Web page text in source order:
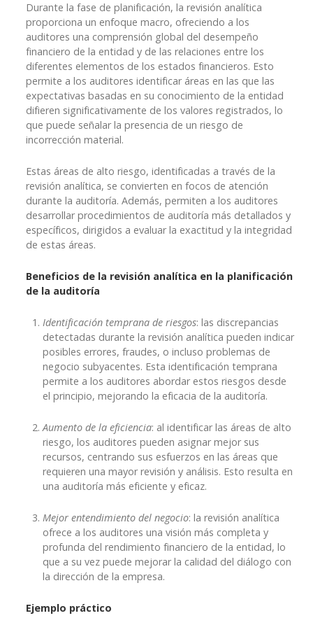
Durante la fase de planificación, la revisión analítica
proporciona un enfoque macro, ofreciendo a los
auditores una comprensión global del desempeño
financiero de la entidad y de las relaciones entre los
diferentes elementos de los estados financieros. Esto
permite a los auditores identificar áreas en las que las
expectativas basadas en su conocimiento de la entidad
difieren significativamente de los valores registrados, lo
que puede señalar la presencia de un riesgo de
incorrección material.
Estas áreas de alto riesgo, identificadas a través de la
revisión analítica, se convierten en focos de atención
durante la auditoría. Además, permiten a los auditores
desarrollar procedimientos de auditoría más detallados y
específicos, dirigidos a evaluar la exactitud y la integridad
de estas áreas.
Beneficios de la revisión analítica en la planificación
de la auditoría
Identificación temprana de riesgos: las discrepancias
detectadas durante la revisión analítica pueden indicar
posibles errores, fraudes, o incluso problemas de
negocio subyacentes. Esta identificación temprana
permite a los auditores abordar estos riesgos desde
el principio, mejorando la eficacia de la auditoría.
Aumento de la eficiencia: al identificar las áreas de alto
riesgo, los auditores pueden asignar mejor sus
recursos, centrando sus esfuerzos en las áreas que
requieren una mayor revisión y análisis. Esto resulta en
una auditoría más eficiente y eficaz.
Mejor entendimiento del negocio: la revisión analítica
ofrece a los auditores una visión más completa y
profunda del rendimiento financiero de la entidad, lo
que a su vez puede mejorar la calidad del diálogo con
la dirección de la empresa.
Ejemplo práctico